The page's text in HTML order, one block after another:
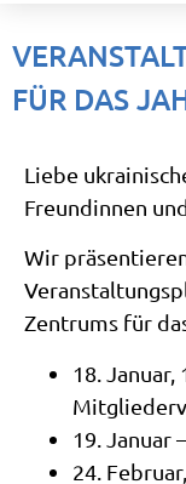
FÜR DAS
Liebe
Freundinnen
Wir
Zentrums für
18. Januar,
19. Januar
24.